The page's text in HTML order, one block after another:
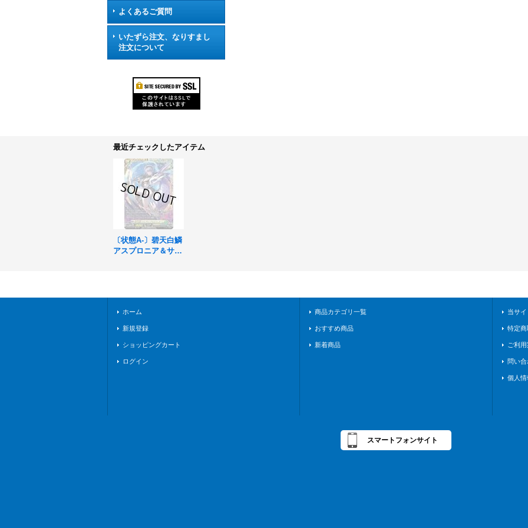
よくあるご質問
いたずら注文、なりすまし
注文について
最近チェックしたアイテム
〔状態A-〕碧天白鱗
アスプロニア＆サフ
ホーム
新規登録
ショッピングカート
ログイン
商品カテゴリ一覧
おすすめ商品
新着商品
当サ
特定
ご利
問い合
個人
スマートフォンサイト